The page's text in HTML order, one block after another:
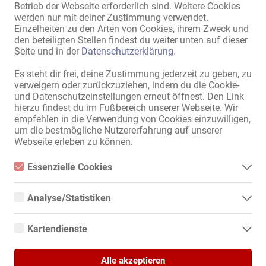
Betrieb der Webseite erforderlich sind. Weitere Cookies
werden nur mit deiner Zustimmung verwendet.
Einzelheiten zu den Arten von Cookies, ihrem Zweck und
den beteiligten Stellen findest du weiter unten auf dieser
Seite und in der Datenschutzerklärung.
Es steht dir frei, deine Zustimmung jederzeit zu geben, zu
verweigern oder zurückzuziehen, indem du die Cookie-
und Datenschutzeinstellungen erneut öffnest. Den Link
hierzu findest du im Fußbereich unserer Webseite. Wir
empfehlen in die Verwendung von Cookies einzuwilligen,
um die bestmögliche Nutzererfahrung auf unserer
Webseite erleben zu können.
Essenzielle Cookies
Essenzielle Cookies sind alle notwendigen Cookies, die für den
ermöglicht werden. Die Webseite kann ohne diese Cookies nicht
Analyse/Statistiken
Analyse- bzw. Statistikcookies sind Cookies, die der Analyse der
Zugriffsstatistiken dienen. Sie helfen den Webseiten-Besitzern zu
Informationen anonym gesammelt und gemeldet werden.
Kartendienste
Wenn Sie Google Maps auf unserer Webseite nutzen, können
Alle akzeptieren
Privat-Haus
Vermietungen
Bohmter Mühle - Die einzige
Privatwohnung im Umkreis von
28.07.
München
Neustadt an der Weinstraße